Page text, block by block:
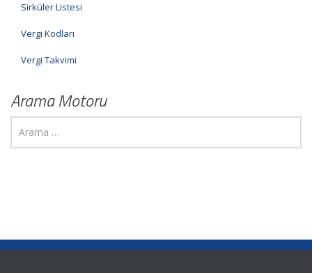
Sirküler Listesi
Vergi Kodları
Vergi Takvimi
Arama Motoru